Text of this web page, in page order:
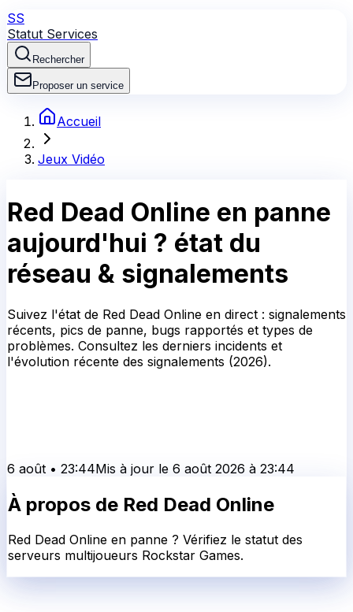
SS
Statut Services
Rechercher
Proposer un service
Accueil
Jeux Vidéo
Red Dead Online en panne
aujourd'hui ? état du
réseau & signalements
Suivez l'état de Red Dead Online en direct : signalements
récents, pics de panne, bugs rapportés et types de
problèmes. Consultez les derniers incidents et
l'évolution récente des signalements (2026).
6 août • 23:44Mis à jour le 6 août 2026 à 23:44
À propos de Red Dead Online
Red Dead Online en panne ? Vérifiez le statut des
serveurs multijoueurs Rockstar Games.